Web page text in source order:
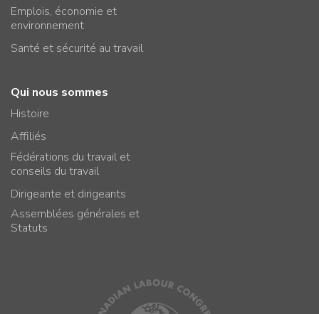
Emplois, économie et
environnement
Santé et sécurité au travail
Qui nous sommes
Histoire
Affiliés
Fédérations du travail et
conseils du travail
Dirigeante et dirigeants
Assemblées générales et
Statuts